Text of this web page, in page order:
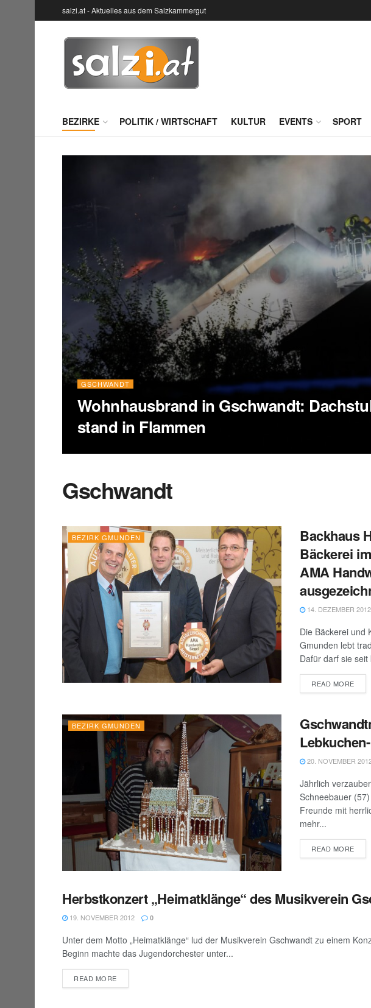
salzi.at - Aktuelles aus dem Salzkammergut
BEZIRKE POLITIK / WIRTSCHAFT KULTUR EVENTS SPORT
GSCHWANDT
Wohnhausbrand in Gschwandt:
stand in Flammen
Gschwandt
BEZIRK GMUNDEN
Backhaus
Bäckerei
AMA
14. DEZEMBER 2012
Die Bäckerei und
Gmunden lebt
Dafür darf sie
READ MORE
BEZIRK GMUNDEN
20. NOVEMBER
Jährlich
Schneebauer
Freunde mit
mehr...
READ MORE
BEZIRK GMUNDEN
Herbstkonzert „Heimatklänge“ des Musikverein
19. NOVEMBER 2012 0
Unter dem Motto „Heimatklänge“ lud der Musikverein Gschwandt zu einem
Beginn machte das Jugendorchester unter...
READ MOREDETAILS